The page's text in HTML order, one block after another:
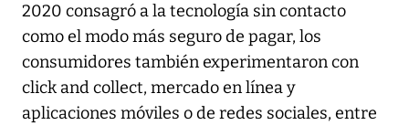
2020 consagró a la tecnología sin contacto
como el modo más seguro de pagar, los
consumidores también experimentaron con
click and collect, mercado en línea y
aplicaciones móviles o de redes sociales, entre